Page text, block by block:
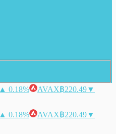
▲ 0.18% AVAX฿220.49▼
▲ 0.18% AVAX฿220.49▼